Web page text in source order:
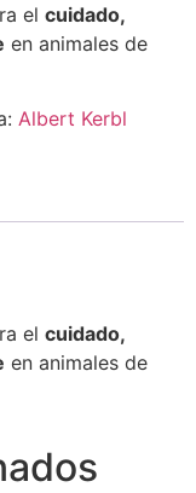
el cuidado,
en animales de
Albert Kerbl
el cuidado,
en animales de